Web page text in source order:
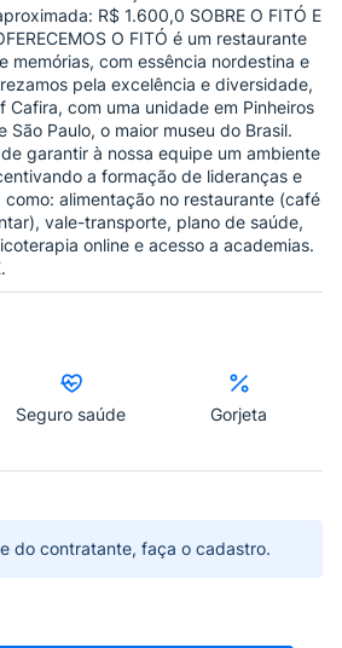
R$ 1.600,0 SOBRE O FITÓ E
O FITÓ é um restaurante
memórias, com essência nordestina e
pela excelência e diversidade,
Cafira, com uma unidade em Pinheiros
São Paulo, o maior museu do Brasil.
garantir à nossa equipe um ambiente
a formação de lideranças e
alimentação no restaurante (café
vale-transporte, plano de saúde,
online e acesso a academias.
Seguro saúde Gorjeta
do contratante, faça o cadastro.